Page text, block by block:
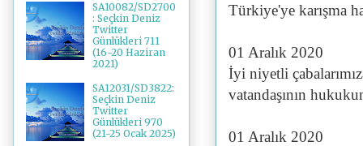
Türkiye'ye karışma
01 Aralık 2020
İyi niyetli
vatandaşının
01 Aralık 2020
SA10082/SD2700
: Seçkin Deniz
Twitter
Günlükleri 711
(16-20 Haziran
2021)
SA12031/SD3822:
Seçkin Deniz
Twitter
Günlükleri 970
(21-25 Ocak 2025)